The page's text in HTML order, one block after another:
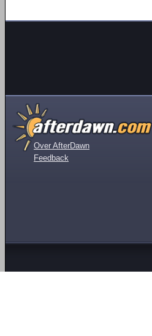
Over AfterDawn
Feedback